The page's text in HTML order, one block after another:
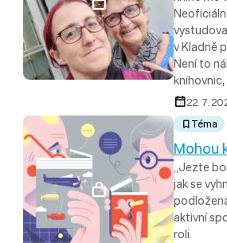
v Kladně
Není to
22. 7.
Téma
Mohou
„Jezte
jak se
aktivní
roli.